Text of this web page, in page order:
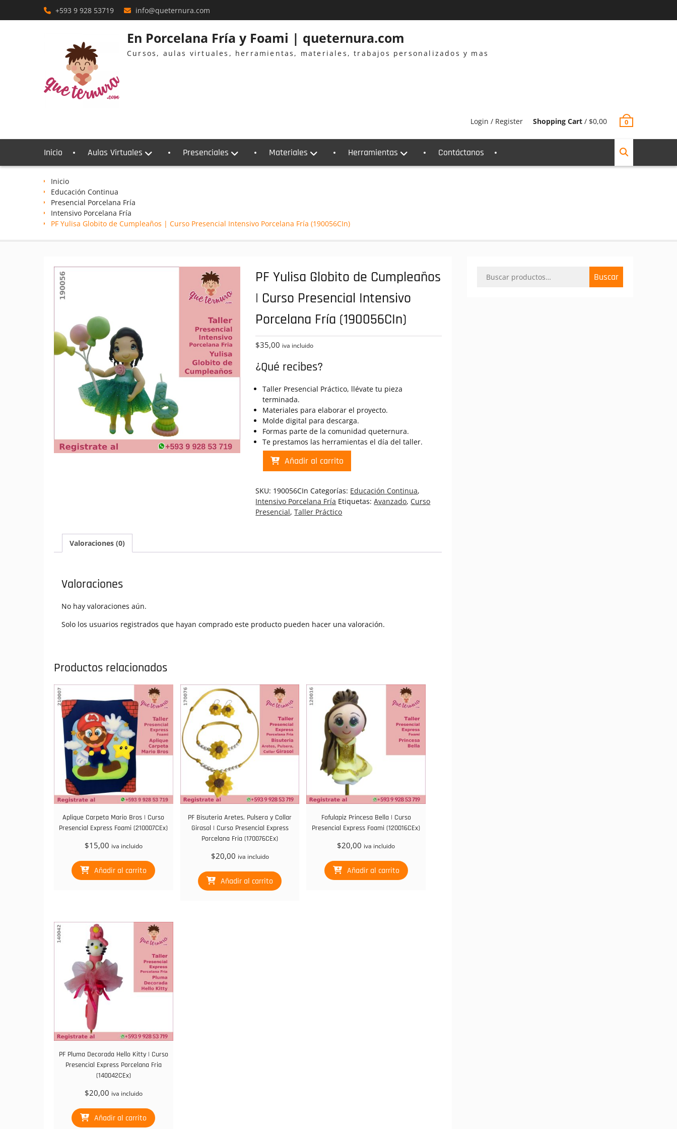
+593 9 928 53719 info@queternura.com
En Porcelana Fría y Foami | queternura.com
Cursos, aulas virtuales, herramientas, materiales, trabajos personalizados y mas
Login / Register Shopping Cart / $0,00 0
Inicio Aulas Virtuales Presenciales Materiales Herramientas Contáctanos
Inicio
Educación Continua
Presencial Porcelana Fría
Intensivo Porcelana Fría
PF Yulisa Globito de Cumpleaños | Curso Presencial Intensivo Porcelana Fría (190056CIn)
PF Yulisa Globito de Cumpleaños
| Curso Presencial Intensivo
Porcelana Fría (190056CIn)
$35,00 iva incluido
¿Qué recibes?
Taller Presencial Práctico, llévate tu pieza
terminada.
Materiales para elaborar el proyecto.
Molde digital para descarga.
Formas parte de la comunidad queternura.
Te prestamos las herramientas el día del taller.
Yulisa
de
Cumpleaños
|
Curso
Porcelana
Añadir al carrito
SKU: 190056CIn Categorías: Educación Continua,
Intensivo Porcelana Fría Etiquetas:Avanzado, Curso
Presencial,Taller Práctico
Valoraciones (0)
Valoraciones
No hay valoraciones aún.
Solo los usuarios registrados que hayan comprado este producto pueden hacer una valoración.
Productos relacionados
Aplique Carpeta Mario Bros | Curso
Presencial Express Foami (210007CEx)
$15,00 iva incluido
Añadir al carrito
PF Bisuteria Aretes, Pulsera y Collar
Girasol | Curso Presencial Express
Porcelana Fria (170076CEx)
$20,00 iva incluido
Añadir al carrito
Fofulapiz Princesa Bella | Curso
Presencial Express Foami (120016CEx)
$20,00 iva incluido
Añadir al carrito
PF Pluma Decorada Hello Kitty | Curso
Presencial Express Porcelana Fria
(140042CEx)
$20,00 iva incluido
Añadir al carrito
por:
Buscar